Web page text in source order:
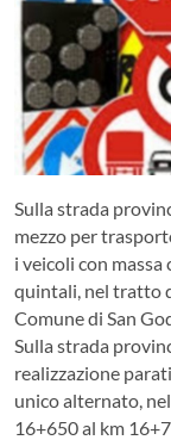
Sulla strada
mezzo per
i veicoli con
quintali, nel tratto
Comune di San
Sulla strada
realizzazione
unico alternato,
16+650 al km